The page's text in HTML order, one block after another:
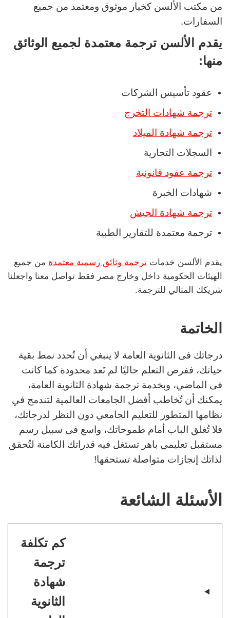
من مكتب الألسن كخيار موثوق ومعتمد من جميع
السفارات.
يقدم الألسن ترجمة معتمدة لجميع الوثائق
منها:
عقود تأسيس الشركات
ترجمة شهادات التخرج
ترجمة شهادة الميلاد
السجلات التجارية
ترجمة عقود قانونية
شهادات الخبرة
ترجمة شهادة الجيش
ترجمة معتمدة للتقارير الطبية
يقدم الألسن خدمات ترجمة وثائق رسمية معتمدة من جميع
الهيئات الحكومية داخل وخارج مصر فقط تواصل معنا واجعلنا
شريكك المثالي للترجمة.
الخاتمة
درجاتك فى الثانوية العامة لا ينبغي أن تُحدد نمط بقية
حياتك، ففرص التعلم حاليًا لم تَعد محدودة كما كانت
فى الماضي، وبخدمة ترجمة شهادة الثانوية العامة،
يمكنك أن تُخاطب أفضل الجامعات العالمية لتندمج في
نظامها المتطور للتعليم الجامعي دون النظر لدرجاتك،
فلا تُغلق الباب أمام طموحاتك، واسع فى سبيل رسم
مستقبل تعليمي باهر تستغل فيه قدراتك الكامنة لتُحقق
لذاتك إنجازات متواصلة تستحقها!
الأسئلة الشائعة
كم تكلفة
ترجمة
شهادة
الثانوية